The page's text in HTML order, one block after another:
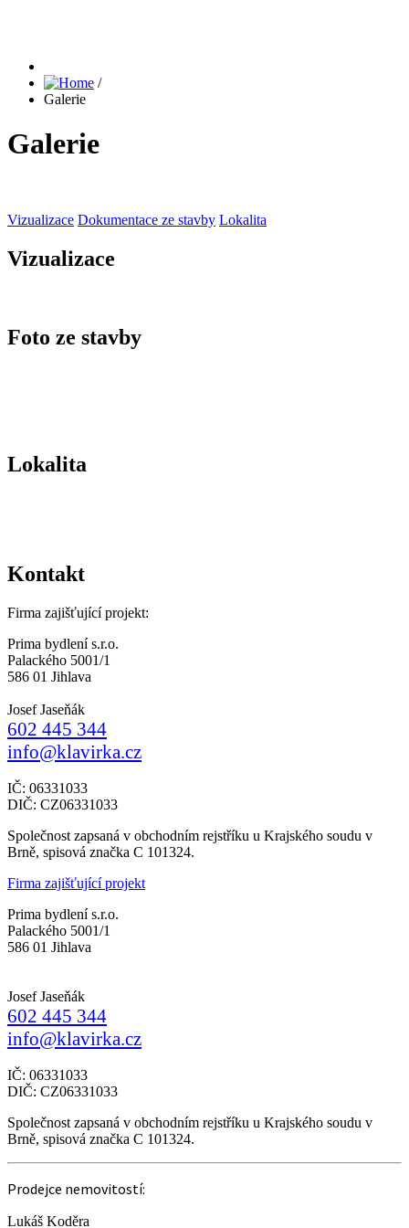
/
Galerie
Galerie
Vizualizace Dokumentace ze stavby Lokalita
Vizualizace
Foto ze stavby
Lokalita
Kontakt
Firma zajišťující projekt:
Prima bydlení s.r.o.
Palackého 5001/1
586 01 Jihlava
Josef Jaseňák
602 445 344
info@klavirka.cz
IČ: 06331033
DIČ: CZ06331033
Společnost zapsaná v obchodním rejstříku u Krajského soudu v
Brně, spisová značka C 101324.
Firma zajišťující projekt
Prima bydlení s.r.o.
Palackého 5001/1
586 01 Jihlava
Josef Jaseňák
602 445 344
info@klavirka.cz
IČ: 06331033
DIČ: CZ06331033
Společnost zapsaná v obchodním rejstříku u Krajského soudu v
Brně, spisová značka C 101324.
Prodejce nemovitostí:
Lukáš Koděra